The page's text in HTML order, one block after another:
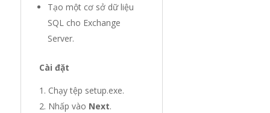
Tạo một cơ sở dữ liệu
SQL cho Exchange
Server.
Cài đặt
Chạy tệp setup.exe.
Nhấp vào Next.